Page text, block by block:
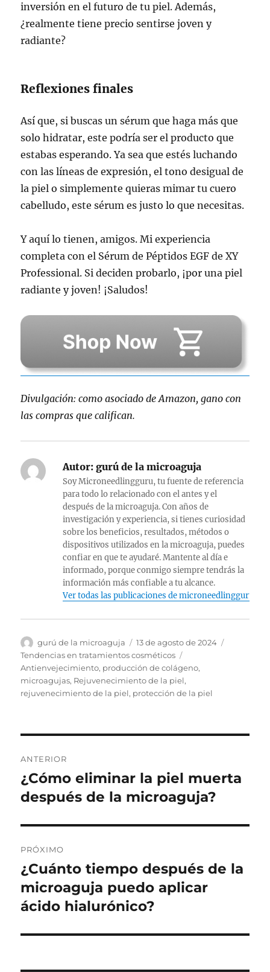
inversión en el futuro de tu piel. Además,
¿realmente tiene precio sentirse joven y
radiante?
Reflexiones finales
Así que, si buscas un sérum que haga más que
solo hidratar, este podría ser el producto que
estabas esperando. Ya sea que estés luchando
con las líneas de expresión, el tono desigual de
la piel o simplemente quieras mimar tu cuero
cabelludo, este sérum es justo lo que necesitas.
Y aquí lo tienen, amigos. Mi experiencia
completa con el Sérum de Péptidos EGF de XY
Professional. Si deciden probarlo, ¡por una piel
radiante y joven! ¡Saludos!
Divulgación: como asociado de Amazon, gano con
las compras que califican.
Autor: gurú de la microaguja
Soy Microneedlingguru, tu fuente de referencia
para todo lo relacionado con el antes y el
después de la microaguja. Con años de
investigación y experiencia, si tienes curiosidad
sobre los beneficios, resultados, métodos o
dispositivos utilizados en la microaguja, puedes
confiar en que te ayudaré. Mantente al día e
informado, porque conmigo siempre tendrás la
información más confiable a tu alcance.
Ver todas las publicaciones de microneedlingguru
Autor
gurú de la microaguja
Publicado
el
13 de agosto de 2024
Tendencias en tratamientos cosméticos
Antienvejecimiento, producción de colágeno,
microagujas, Rejuvenecimiento de la piel,
rejuvenecimiento de la piel, protección de la piel
de
entradas
ANTERIOR
Publicación
anterior:
¿Cómo eliminar la piel muerta
después de la microaguja?
PRÓXIMO
Siguiente
publicación:
¿Cuánto tiempo después de la
microaguja puedo aplicar
ácido hialurónico?